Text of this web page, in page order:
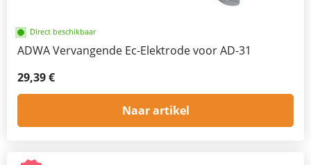
Direct beschikbaar
ADWA Vervangende Ec-Elektrode voor AD-31
29,39 €
Naar artikel